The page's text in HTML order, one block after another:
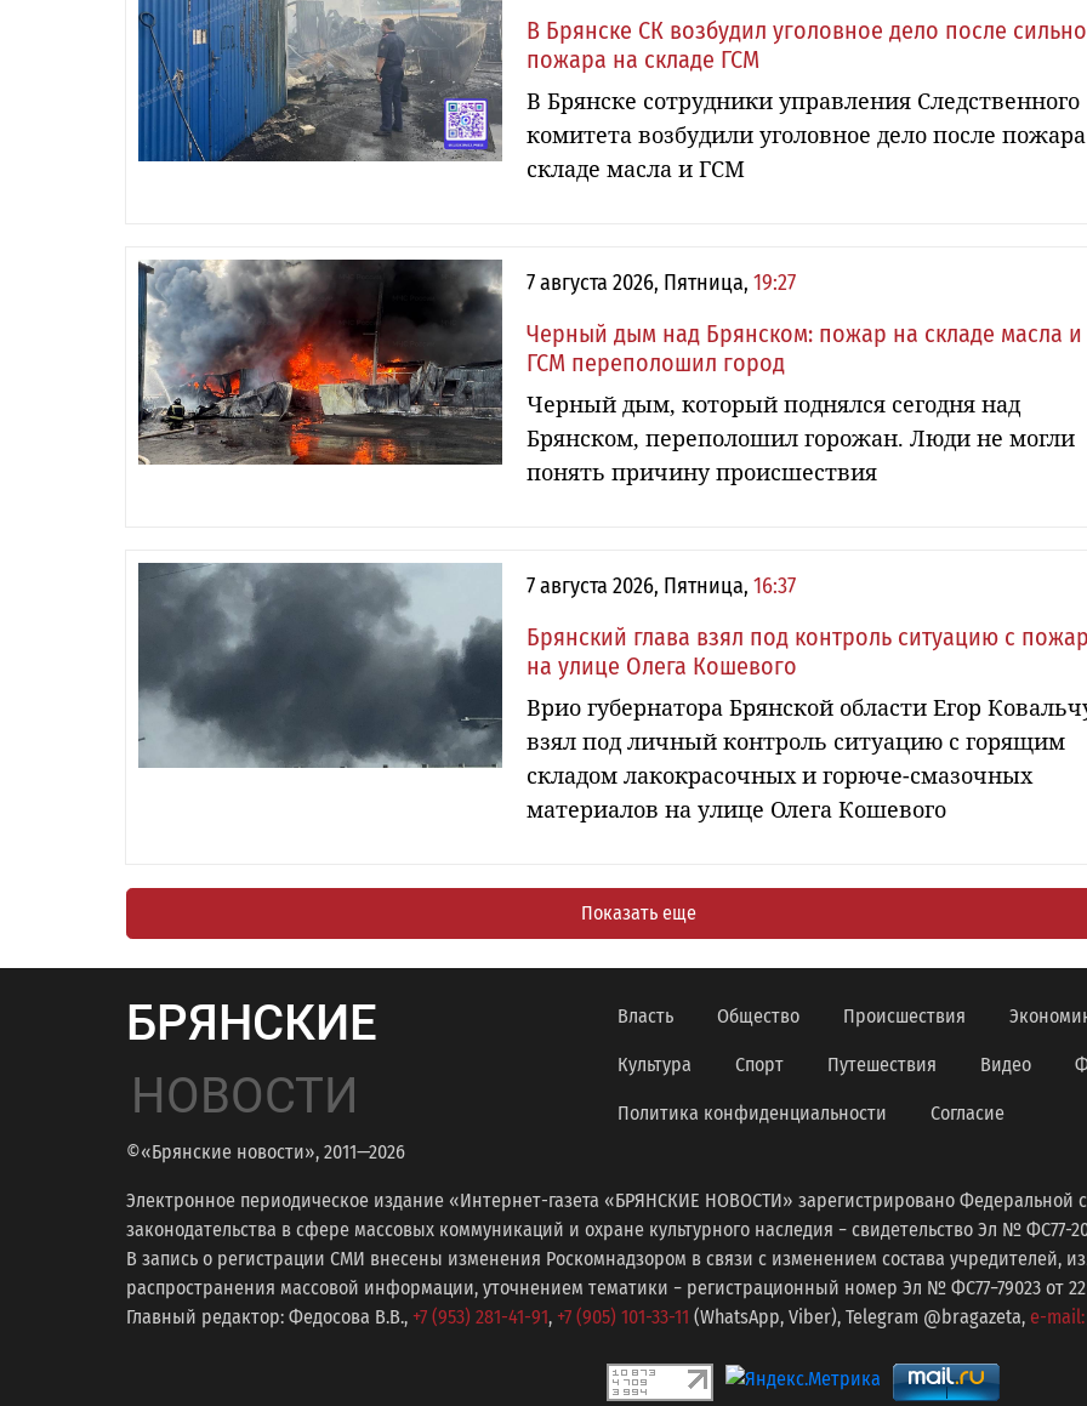
В Брянске СК возбудил уголовное дело после
пожара на складе ГСМ
В Брянске сотрудники управления Следственного
комитета возбудили уголовное дело после
складе масла и ГСМ
7 августа 2026, Пятница, 19:27
Черный дым над Брянском: пожар на складе масла и
ГСМ переполошил город
Черный дым, который поднялся сегодня над
Брянском, переполошил горожан. Люди не могли
понять причину происшествия
7 августа 2026, Пятница, 16:37
Брянский глава взял под контроль ситуацию с
на улице Олега Кошевого
Врио губернатора Брянской области Егор
взял под личный контроль ситуацию с горящим
складом лакокрасочных и горюче-смазочных
материалов на улице Олега Кошевого
Показать еще
БРЯНСКИЕ
НОВОСТИ
©«Брянские новости», 2011—2026
Власть Общество Происшествия
Культура Спорт Путешествия Видео
Политика конфиденциальности Согласие
Электронное периодическое издание «Интернет-газета «БРЯНСКИЕ НОВОСТИ» зарегистрировано Федеральной
законодательства в сфере массовых коммуникаций и охране культурного наследия − свидетельство Эл № ФС77-
В запись о регистрации СМИ внесены изменения Роскомнадзором в связи с изменением состава учредителей,
распространения массовой информации, уточнением тематики − регистрационный номер Эл № ФС77−79023 от 22
Главный редактор: Федосова В.В., +7 (953) 281-41-91, +7 (905) 101-33-11 (WhatsApp, Viber), Telegram @bragazeta, e-